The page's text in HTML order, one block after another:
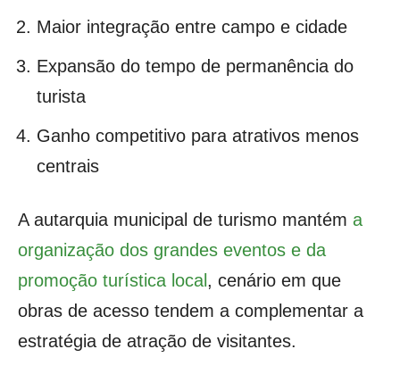
Maior integração entre campo e cidade
Expansão do tempo de permanência do
turista
Ganho competitivo para atrativos menos
centrais
A autarquia municipal de turismo mantém a
organização dos grandes eventos e da
promoção turística local , cenário em que
obras de acesso tendem a complementar a
estratégia de atração de visitantes.